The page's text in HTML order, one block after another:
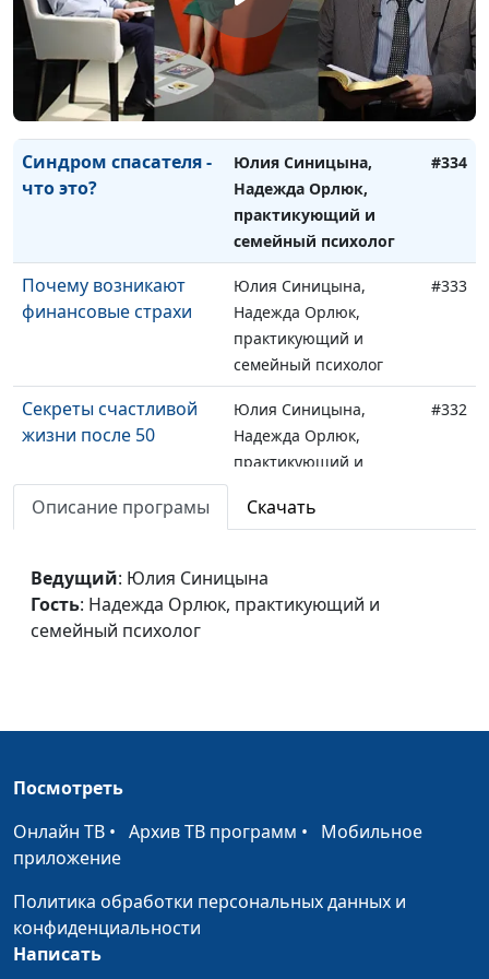
Как укрепить свою
психику
Юлия Синицына,
Надежда Орлюк,
практикующий и
семейный психолог
#335
Синдром спасателя -
что это?
Юлия Синицына,
Надежда Орлюк,
практикующий и
семейный психолог
#334
Почему возникают
финансовые страхи
Юлия Синицына,
Надежда Орлюк,
практикующий и
семейный психолог
#333
Секреты счастливой
жизни после 50
Юлия Синицына,
Надежда Орлюк,
практикующий и
#332
Юлия Синицына,
психолог
#331
Как на нас влияет
Как возникают фобии
Юлия Синицына,
#329
Как побороть
ипохондрию
Юлия Синицына,
Пять языков
прощения
Описание програмы Скачать
Ведущий: Юлия Синицына
Гость: Надежда Орлюк, практикующий и
семейный психолог
Посмотреть
Онлайн ТВ • Архив ТВ программ • Мобильное
приложение
Политика обработки персональных данных и
конфиденциальности
Написать